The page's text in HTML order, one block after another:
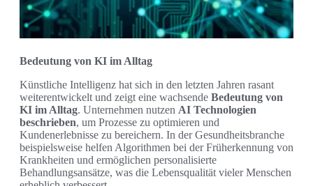
Bedeutung von KI im Alltag
Künstliche Intelligenz hat sich in den letzten Jahren rasant
weiterentwickelt und zeigt eine wachsende Bedeutung von
KI im Alltag. Unternehmen nutzen AI Technologien
beschrieben, um Prozesse zu optimieren und
Kundenerlebnisse zu bereichern. In der Gesundheitsbranche
beispielsweise helfen Algorithmen bei der Früherkennung von
Krankheiten und ermöglichen personalisierte
Behandlungsansätze, was die Lebensqualität vieler Menschen